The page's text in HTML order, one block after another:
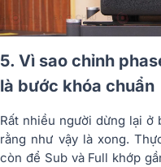
5. Vì sao chỉnh
là bước khóa chuẩn
Rất nhiều người dừng lại ở
rằng như vậy là xong.
còn để Sub và Full khớp